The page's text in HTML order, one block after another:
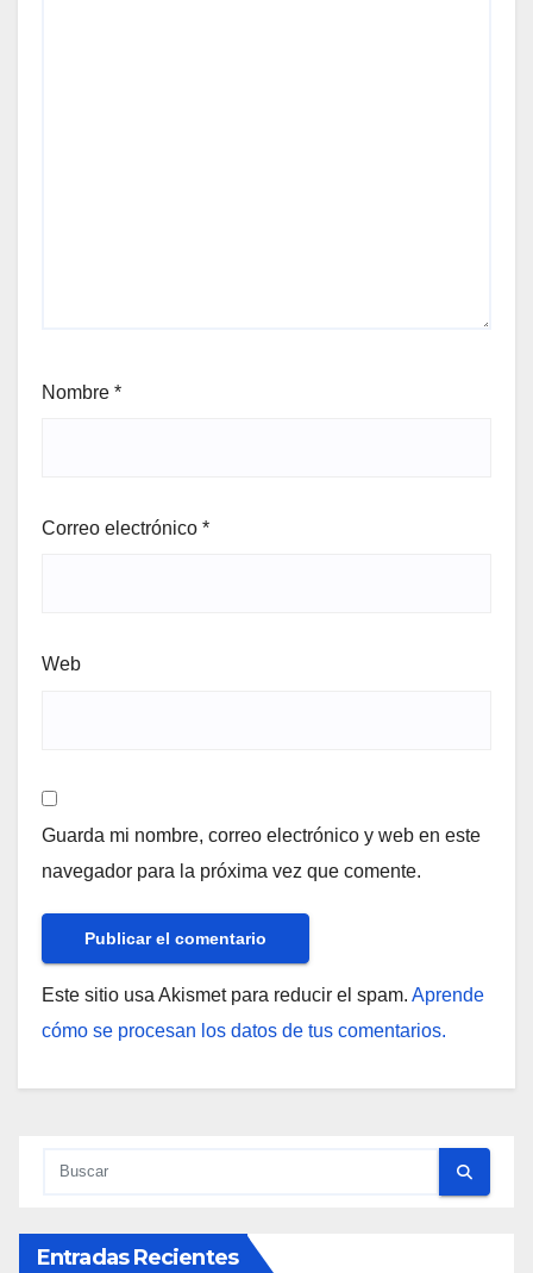
Nombre *
Correo electrónico *
Web
Guarda mi nombre, correo electrónico y web en este
navegador para la próxima vez que comente.
Este sitio usa Akismet para reducir el spam. Aprende
cómo se procesan los datos de tus comentarios.
Entradas Recientes